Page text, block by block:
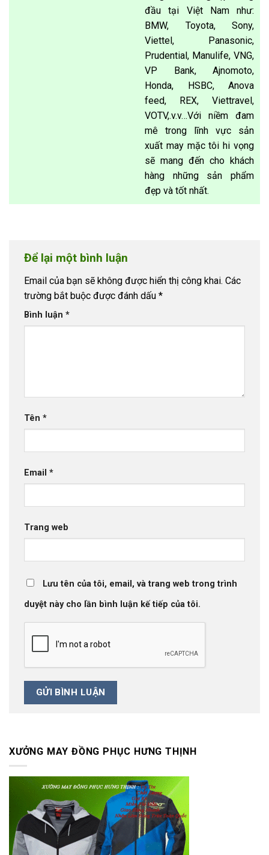
đầu tại Việt Nam như:
BMW, Toyota, Sony,
Viettel, Panasonic,
Prudential, Manulife, VNG,
VP Bank, Ajnomoto,
Honda, HSBC, Anova
feed, REX, Viettravel,
VOTV,.v.v…Với niềm đam
mê trong lĩnh vực sản
xuất may mặc tôi hi vọng
sẽ mang đến cho khách
hàng những sản phẩm
đẹp và tốt nhất.
Để lại một bình luận
Email của bạn sẽ không được hiển thị công khai. Các
trường bắt buộc được đánh dấu *
Bình luận *
Tên *
Email *
Trang web
Lưu tên của tôi, email, và trang web trong trình
duyệt này cho lần bình luận kế tiếp của tôi.
XƯỞNG MAY ĐỒNG PHỤC HƯNG THỊNH